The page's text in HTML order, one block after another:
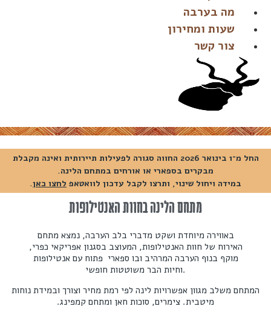
מה בערבה
שעות ומחירון
צור קשר
החל מ־1 בינואר 2026 החווה סגורה לפעילות תיירותית ואינה מקבלת
מבקרים בספארי או אורחים במתחם הלינה.
במידה ויחול שינוי, ותרצו לקבל עדכון לוואטאפ לחצו כאן.
מתחם הלינה בחוות האנטילופות
באווירה מיוחדת ושקט מדברי בלב הערבה, נמצא מתחם
האירוח של חוות האנטילופות, המעוצב בסגנון אפריקאי כפרי,
מוקף בנוף הערבה המרהיב ובו ספארי פתוח עם אנטילופות
וחיות הבר משוטטות חופשי.
המתחם משלב מגוון אפשרויות לינה לפי רמת מחיר וצורך ובמידת נוחות
מיטבית. צימרים, סוכות חאן ומתחם קמפינג.